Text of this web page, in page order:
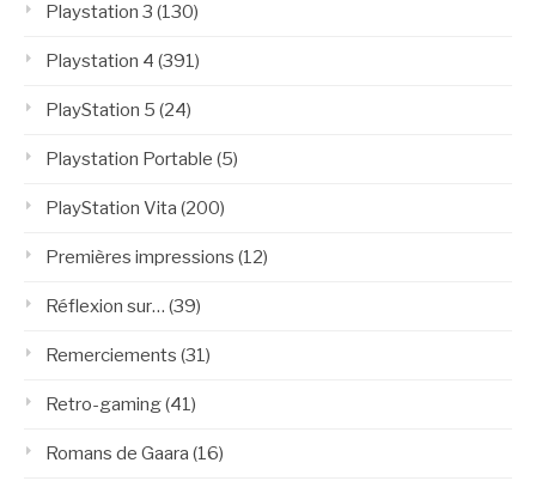
Playstation 3 (130)
Playstation 4 (391)
PlayStation 5 (24)
Playstation Portable (5)
PlayStation Vita (200)
Premières impressions (12)
Réflexion sur… (39)
Remerciements (31)
Retro-gaming(41)
Romans de Gaara (16)